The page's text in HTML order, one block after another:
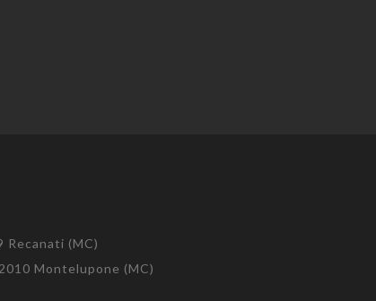
Recanati (MC)
Montelupone (MC)